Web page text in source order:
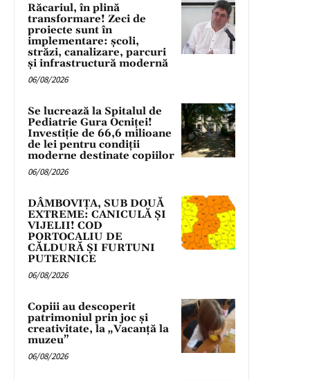
Răcariul, în plină
transformare! Zeci de
proiecte sunt în
implementare: școli,
străzi, canalizare, parcuri
și infrastructură modernă
06/08/2026
Se lucrează la Spitalul de
Pediatrie Gura Ocniței!
Investiție de 66,6 milioane
de lei pentru condiții
moderne destinate copiilor
06/08/2026
DÂMBOVIȚA, SUB DOUĂ
EXTREME: CANICULĂ ȘI
VIJELII! COD
PORTOCALIU DE
CĂLDURĂ ȘI FURTUNI
PUTERNICE
06/08/2026
Copiii au descoperit
patrimoniul prin joc și
creativitate, la „Vacanță la
muzeu”
06/08/2026